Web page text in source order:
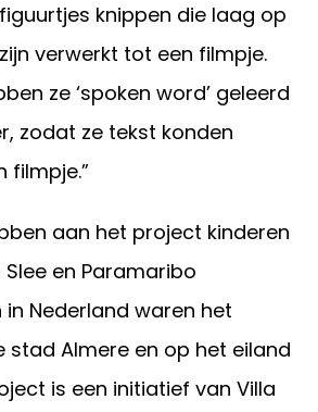
knippen die laag op
verwerkt tot een filmpje.
ze ‘spoken word’ geleerd
zodat ze tekst konden
filmpje.”
aan het project kinderen
Slee en Paramaribo
Nederland waren het
stad Almere en op het eiland
is een initiatief van Villa